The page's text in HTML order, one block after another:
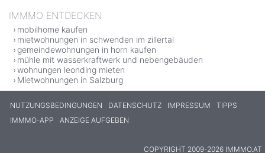
IMMMO ENTDECKEN
mobilhome kaufen
mietwohnungen in schwenden im zillertal
gemeindewohnungen in horn kaufen
mühle mit wasserkraftwerk und nebengebäuden
wohnungen leonding mieten
Mietwohnungen in Salzburg
NUTZUNGSBEDINGUNGEN DATENSCHUTZ IMPRESSUM
TIPPS
IMMMO-APP
ANZEIGE AUFGEBEN
COPYRIGHT 2009-2026 IMMMO.AT